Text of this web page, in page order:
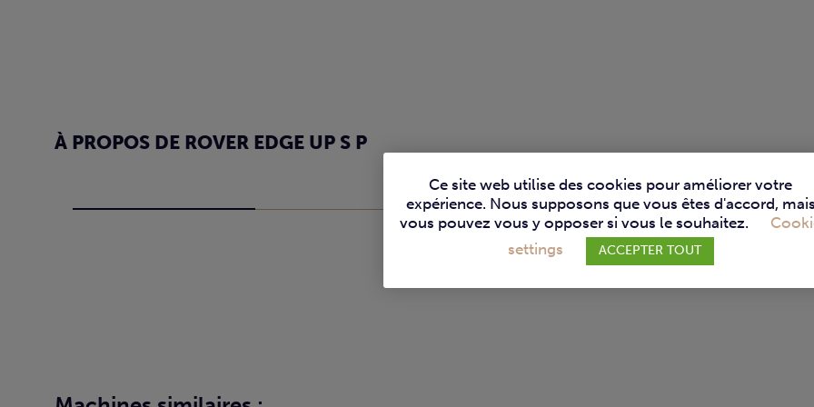
À PROPOS DE ROVER EDGE UP S P
Ce site web utilise des cookies pour améliorer votre
expérience. Nous supposons que vous êtes d'accord,
vous pouvez vous y opposer si vous le souhaitez.
settings
ACCEPTER TOUT